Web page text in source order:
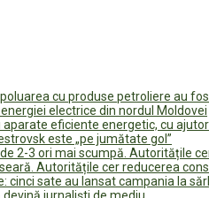
cu produse petroliere au
electrice din nordul Moldovei
eficiente energetic, cu
este „pe jumătate gol”
2-3 ori mai scumpă. Autoritățile
Autoritățile cer reducerea
sate au lansat campania la
jurnaliști de mediu